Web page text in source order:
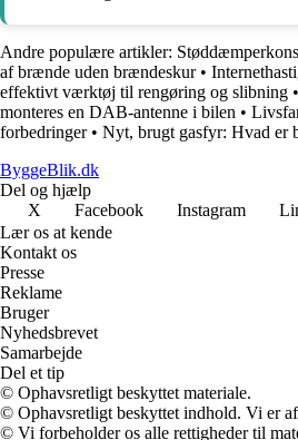
Andre populære artikler:
af brænde uden brændeskur•
effektivt værktøj til rengøring og slibning •
monteres en DAB-antenne i bilen •
forbedringer• Nyt, brugt gasfyr: Hvad er
ByggeBlik.dk
Del og hjælp
X
Facebook Instagram
Lær os at kende
Kontakt os
Presse
Reklame
Bruger
Nyhedsbrevet
Samarbejde
Del et tip
© Ophavsretligt beskyttet materiale.
© Ophavsretligt beskyttet indhold. Vi er
© Vi forbeholder os alle rettigheder til